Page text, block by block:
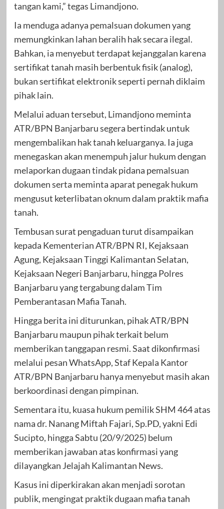
tangan kami,” tegas Limandjono.
Ia menduga adanya pemalsuan dokumen yang
memungkinkan lahan beralih hak secara ilegal.
Bahkan, ia menyebut terdapat kejanggalan karena
sertifikat tanah masih berbentuk fisik (analog),
bukan sertifikat elektronik seperti pernah diklaim
pihak lain.
Melalui aduan tersebut, Limandjono meminta
ATR/BPN Banjarbaru segera bertindak untuk
mengembalikan hak tanah keluarganya. Ia juga
menegaskan akan menempuh jalur hukum dengan
melaporkan dugaan tindak pidana pemalsuan
dokumen serta meminta aparat penegak hukum
mengusut keterlibatan oknum dalam praktik mafia
tanah.
Tembusan surat pengaduan turut disampaikan
kepada Kementerian ATR/BPN RI, Kejaksaan
Agung, Kejaksaan Tinggi Kalimantan Selatan,
Kejaksaan Negeri Banjarbaru, hingga Polres
Banjarbaru yang tergabung dalam Tim
Pemberantasan Mafia Tanah.
Hingga berita ini diturunkan, pihak ATR/BPN
Banjarbaru maupun pihak terkait belum
memberikan tanggapan resmi. Saat dikonfirmasi
melalui pesan WhatsApp, Staf Kepala Kantor
ATR/BPN Banjarbaru hanya menyebut masih akan
berkoordinasi dengan pimpinan.
Sementara itu, kuasa hukum pemilik SHM 464 atas
nama dr. Nanang Miftah Fajari, Sp.PD, yakni Edi
Sucipto, hingga Sabtu (20/9/2025) belum
memberikan jawaban atas konfirmasi yang
dilayangkan Jelajah Kalimantan News.
Kasus ini diperkirakan akan menjadi sorotan
publik, mengingat praktik dugaan mafia tanah